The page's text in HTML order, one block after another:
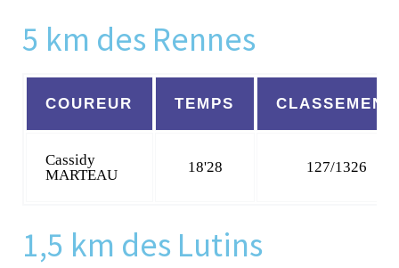
5 km des Rennes
COUREUR TEMPS CLASSEMENT
Cassidy
MARTEAU
18'28 127/1326
1,5 km des Lutins